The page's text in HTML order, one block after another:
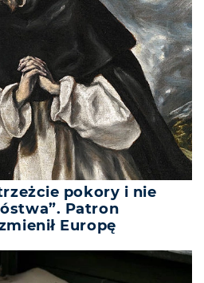
pokory i nie
Patron
Europę